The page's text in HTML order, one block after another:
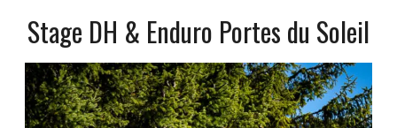
Stage DH & Enduro Portes du Soleil